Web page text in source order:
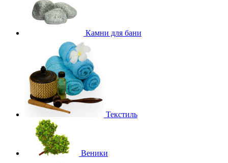
Камни для бани
Текстиль
Веники